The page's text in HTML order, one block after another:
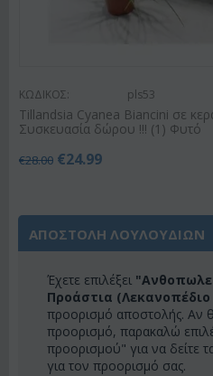
ΚΩΔΙΚΟΣ: pls53
Tillandsia Cyanea Biancini σε
Συσκευασία δώρου !!! (1) Φυτό
€28.00 €24.99
ΑΠΟΣΤΟΛΗ ΛΟΥΛΟΥΔΙΩΝ
Έχετε επιλέξει
Προάστια (Λεκανοπέδιο
προορισμό αποστολής. Αν
προορισμό, παρακαλώ
προορισμού" για να δείτε
για τον προορισμό σας.